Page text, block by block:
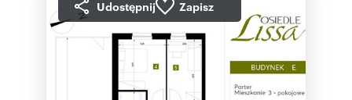
Udostępnij Zapisz